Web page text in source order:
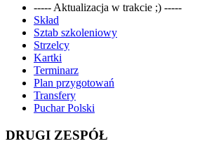
----- Aktualizacja w trakcie ;) -----
Skład
Sztab szkoleniowy
Strzelcy
Kartki
Terminarz
Plan przygotowań
Transfery
Puchar Polski
DRUGI ZESPÓŁ